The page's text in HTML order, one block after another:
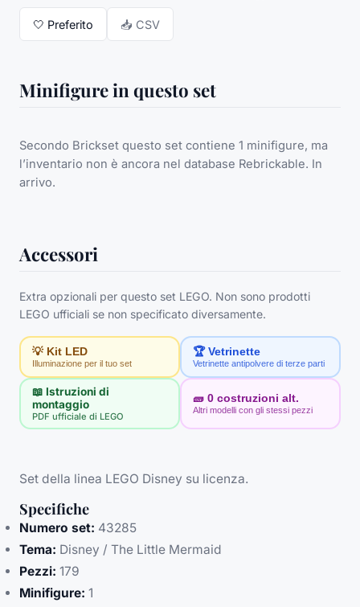
🤍 Preferito 📥 CSV
Minifigure in questo set
Secondo Brickset questo set contiene 1 minifigure, ma
l’inventario non è ancora nel database Rebrickable. In
arrivo.
Accessori
Extra opzionali per questo set LEGO. Non sono prodotti
LEGO ufficiali se non specificato diversamente.
💡 Kit LED
Illuminazione per il tuo set
🏆 Vetrinette
Vetrinette antipolvere di terze parti
📖 Istruzioni di
montaggio
PDF ufficiale di LEGO
🧱 0 costruzioni alt.
Altri modelli con gli stessi pezzi
Set della linea LEGO Disney su licenza.
Specifiche
Numero set: 43285
Tema: Disney / The Little Mermaid
Pezzi: 179
Minifigure: 1